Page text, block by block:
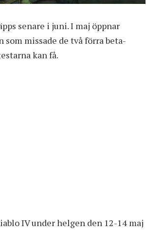
senare i juni. I maj öppnar
missade de två förra beta-
kan få.
IV under helgen den 12-14 maj